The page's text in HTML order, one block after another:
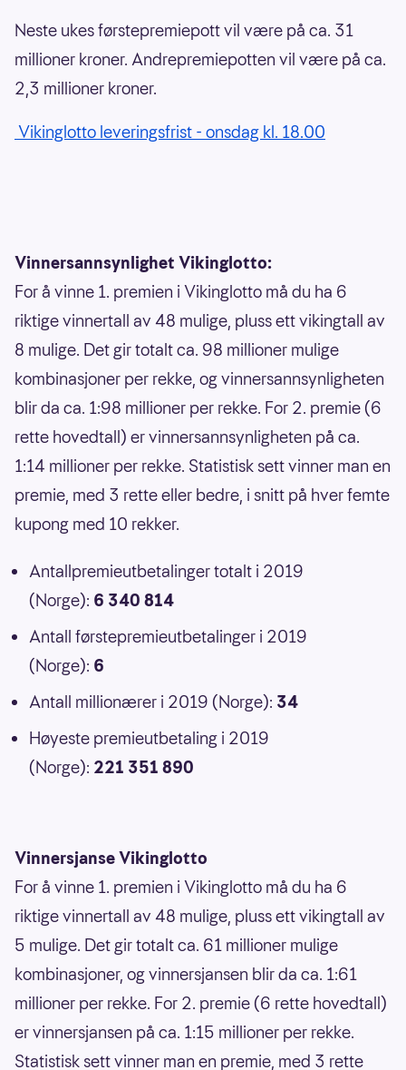
Neste ukes førstepremiepott vil være på ca. 31
millioner kroner. Andrepremiepotten vil være på ca.
2,3 millioner kroner.
Vikinglotto leveringsfrist - onsdag kl. 18.00
Vinnersannsynlighet Vikinglotto:
For å vinne 1. premien i Vikinglotto må du ha 6
riktige vinnertall av 48 mulige, pluss ett vikingtall av
8 mulige. Det gir totalt ca. 98 millioner mulige
kombinasjoner per rekke, og vinnersannsynligheten
blir da ca. 1:98 millioner per rekke. For 2. premie (6
rette hovedtall) er vinnersannsynligheten på ca.
1:14 millioner per rekke. Statistisk sett vinner man en
premie, med 3 rette eller bedre, i snitt på hver femte
kupong med 10 rekker.
Antallpremieutbetalinger totalt i 2019
(Norge): 6 340 814
Antall førstepremieutbetalinger i 2019
(Norge): 6
Antall millionærer i 2019 (Norge): 34
Høyeste premieutbetaling i 2019
(Norge): 221 351 890
Vinnersjanse Vikinglotto
For å vinne 1. premien i Vikinglotto må du ha 6
riktige vinnertall av 48 mulige, pluss ett vikingtall av
5 mulige. Det gir totalt ca. 61 millioner mulige
kombinasjoner, og vinnersjansen blir da ca. 1:61
millioner per rekke. For 2. premie (6 rette hovedtall)
er vinnersjansen på ca. 1:15 millioner per rekke.
Statistisk sett vinner man en premie, med 3 rette